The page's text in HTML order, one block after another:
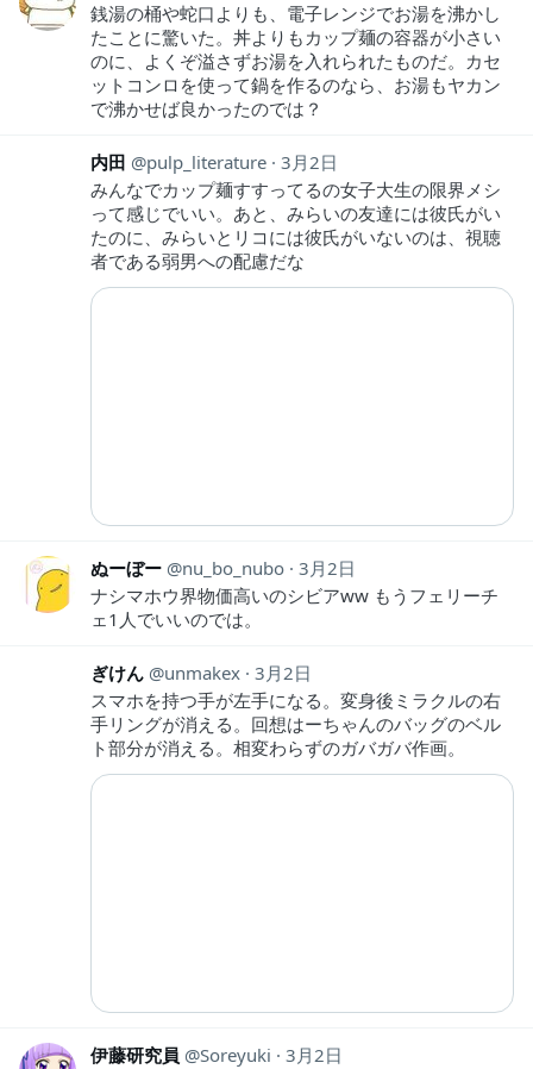
銭湯の桶や蛇口よりも、電子レンジでお湯を沸かし
たことに驚いた。丼よりもカップ麺の容器が小さい
のに、よくぞ溢さずお湯を入れられたものだ。カセ
ットコンロを使って鍋を作るのなら、お湯もヤカン
で沸かせば良かったのでは？
内田 pulp_literature 3月2日
みんなでカップ麺すすってるの女子大生の限界メシ
って感じでいい。あと、みらいの友達には彼氏がい
たのに、みらいとリコには彼氏がいないのは、視聴
者である弱男への配慮だな
ぬーぼー nu_bo_nubo 3月2日
ナシマホウ界物価高いのシビアww もうフェリーチ
ェ1人でいいのでは。
ぎけん unmakex 3月2日
スマホを持つ手が左手になる。変身後ミラクルの右
手リングが消える。回想はーちゃんのバッグのベル
ト部分が消える。相変わらずのガバガバ作画。
伊藤研究員 Soreyuki
3月2日